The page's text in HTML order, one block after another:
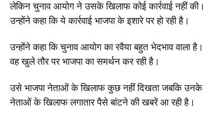
लेकिन चुनाव आयोग ने उसके खिलाफ कोई कार्रवाई नहीं की।
उन्होंने कहा कि ये कार्रवाई भाजपा के इशारे पर हो रही है।
उन्होंने कहा कि चुनाव आयोग का रवैया बहुत भेदभाव वाला है।
वह खुले तौर पर भाजपा का समर्थन कर रही है।
उसे भाजपा नेताओं के खिलाफ कुछ नहीं दिखता जबकि उनके
नेताओं के खिलाफ लगातार पैसे बांटने की खबरें आ रही है।